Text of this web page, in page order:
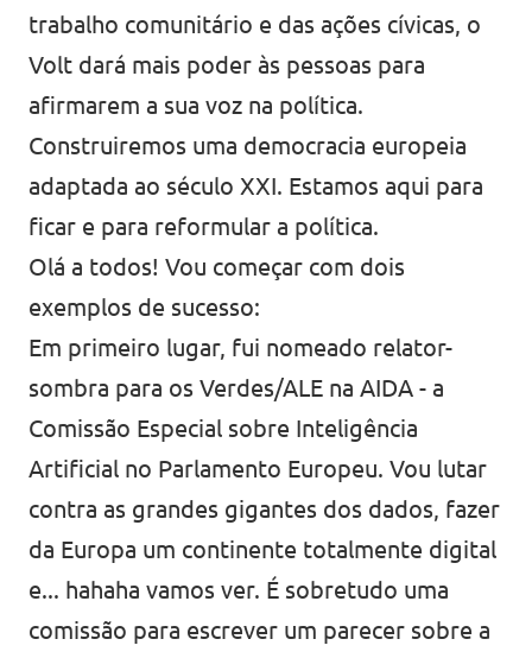
trabalho comunitário e das ações cívicas, o
Volt dará mais poder às pessoas para
afirmarem a sua voz na política.
Construiremos uma democracia europeia
adaptada ao século XXI. Estamos aqui para
ficar e para reformular a política.
Olá a todos! Vou começar com dois
exemplos de sucesso:
Em primeiro lugar, fui nomeado relator-
sombra para os Verdes/ALE na AIDA - a
Comissão Especial sobre Inteligência
Artificial no Parlamento Europeu. Vou lutar
contra as grandes gigantes dos dados, fazer
da Europa um continente totalmente digital
e... hahaha vamos ver. É sobretudo uma
comissão para escrever um parecer sobre a